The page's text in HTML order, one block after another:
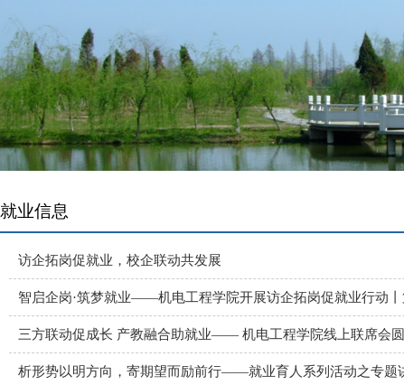
就业信息
访企拓岗促就业，校企联动共发展
智启企岗·筑梦就业——机电工程学院开展访企拓岗促就业行动丨
三方联动促成长 产教融合助就业—— 机电工程学院线上联席会
析形势以明方向，寄期望而励前行——就业育人系列活动之专题